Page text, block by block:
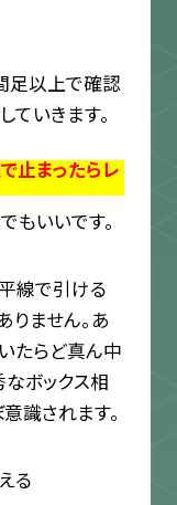
足以上で確認
いきます。
止まったらレ
もいいです。
線で引ける
ません。あ
たらど真ん中
なボックス相
識されます。
る